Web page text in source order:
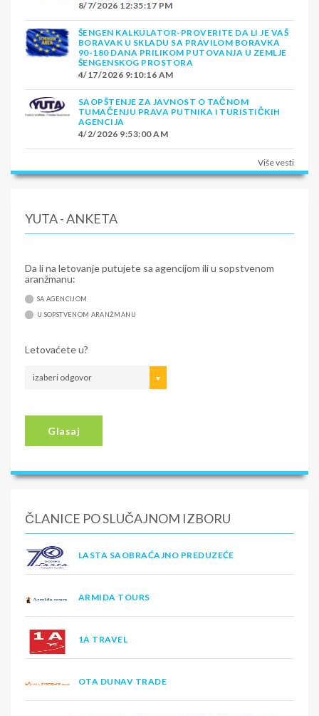
8/7/2026 12:35:17 PM
ŠENGEN KALKULATOR-PROVERITE DA LI JE VAŠ
BORAVAK U SKLADU SA PRAVILOM BORAVKA
90-180 DANA PRILIKOM PUTOVANJA U ZEMLJE
ŠENGENSKOG PROSTORA
4/17/2026 9:10:16 AM
SAOPŠTENJE ZA JAVNOST O TAČNOM
TUMAČENJU PRAVA PUTNIKA I TURISTIČKIH
AGENCIJA
4/2/2026 9:53:00 AM
Više vesti
YUTA - ANKETA
Da li na letovanje putujete sa agencijom ili u sopstvenom
aranžmanu:
SA AGENCIJOM
U SOPSTVENOM ARANŽMANU
Letovaćete u?
izaberi odgovor
Glasaj
ČLANICE PO SLUČAJNOM IZBORU
LASTA SAOBRAĆAJNO PREDUZEĆE
ARMIDA TOURS
1A TRAVEL
OTA DUNAV TRADE